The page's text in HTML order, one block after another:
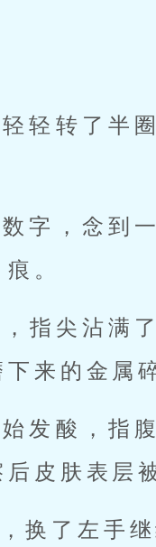
轻转了半
字，念到
。
指尖沾满
来的金属
发酸，指
皮肤表层
换了左手继